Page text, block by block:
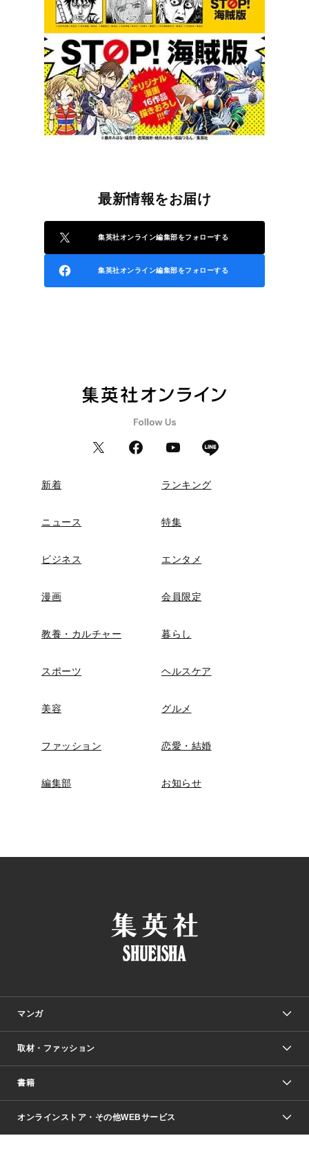
最新情報をお届け
集英社オンライン編集部をフォローする
集英社オンライン編集部をフォローする
新着 ランキング
ニュース 特集
ビジネス エンタメ
漫画 会員限定
教養・カルチャー 暮らし
スポーツ ヘルスケア
美容 グルメ
ファッション 恋愛・結婚
編集部 お知らせ
マンガ
少年マンガ
Vジャンプ
週刊ヤングジャンプ
少女マンガ
取材・ファッション
Seventeen
芸能・情報・スポーツ
書籍
文芸・文庫・総合
オンラインストア・その他WEBサービス